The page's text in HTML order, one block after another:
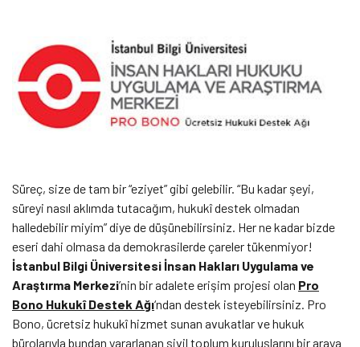
Süreç, size de tam bir “eziyet” gibi gelebilir. “Bu kadar şeyi,
süreyi nasıl aklımda tutacağım, hukukî destek olmadan
halledebilir miyim” diye de düşünebilirsiniz. Her ne kadar bizde
eseri dahi olmasa da demokrasilerde çareler tükenmiyor!
İstanbul Bilgi Üniversitesi İnsan Hakları Uygulama ve
Araştırma Merkezi’nin bir adalete erişim projesi olan Pro
Bono Hukukî Destek Ağı‘ndan destek isteyebilirsiniz. Pro
Bono, ücretsiz hukukî hizmet sunan avukatlar ve hukuk
bürolarıyla bundan yararlanan sivil toplum kuruluşlarını bir araya